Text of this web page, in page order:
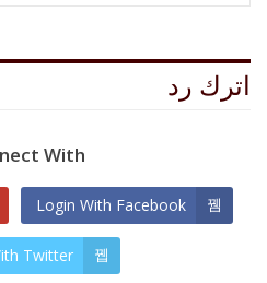
اترك رد
With:
Login With Facebook
Twitter